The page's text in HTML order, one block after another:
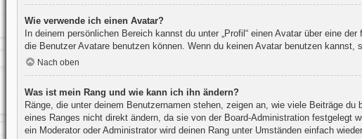
Wie verwende ich einen Avatar?
In deinem persönlichen Bereich kannst du unter „Profil“ einen Avatar über eine
die Benutzer Avatare benutzen können. Wenn du keinen Avatar benutzen kannst,
Nach oben
Was ist mein Rang und wie kann ich ihn ändern?
Ränge, die unter deinem Benutzernamen stehen, zeigen an, wie viele Beiträge
eines Ranges nicht direkt ändern, da sie von der Board-Administration
ein Moderator oder Administrator wird deinen Rang unter Umständen einfach